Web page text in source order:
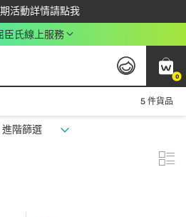
活動詳情請點我
app最高回饋$350
臣氏線上服務
0
5 件貨品
進階篩選